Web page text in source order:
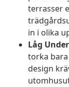
terrasser
in i olika
Låg
torka
design